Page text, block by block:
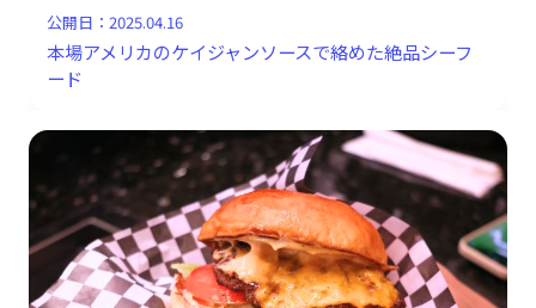
公開日：2025.04.16
本場アメリカのケイジャンソースで絡めた絶品シーフ
ード